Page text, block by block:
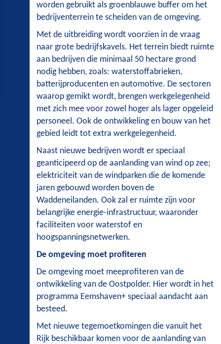
worden gebruikt als groenblauwe buffer om het
bedrijventerrein te scheiden van de omgeving.
Met de uitbreiding wordt voorzien in de vraag
naar grote bedrijfskavels. Het terrein biedt ruimte
aan bedrijven die minimaal 50 hectare grond
nodig hebben, zoals: waterstoffabrieken,
batterijproducenten en automotive. De sectoren
waarop gemikt wordt, brengen werkgelegenheid
met zich mee voor zowel hoger als lager opgeleid
personeel. Ook de ontwikkeling en bouw van het
gebied leidt tot extra werkgelegenheid.
Naast nieuwe bedrijven wordt er speciaal
geanticipeerd op de aanlanding van wind op zee;
elektriciteit van de windparken die de komende
jaren gebouwd worden boven de
Waddeneilanden. Ook zal er ruimte zijn voor
belangrijke energie-infrastructuur, waaronder
faciliteiten voor waterstof en
hoogspanningsnetwerken.
De omgeving moet profiteren
De omgeving moet meeprofiteren van de
ontwikkeling van de Oostpolder. Hier wordt in het
programma Eemshaven+ speciaal aandacht aan
besteed.
Met nieuwe tegemoetkomingen die vanuit het
Rijk beschikbaar komen voor de aanlanding van